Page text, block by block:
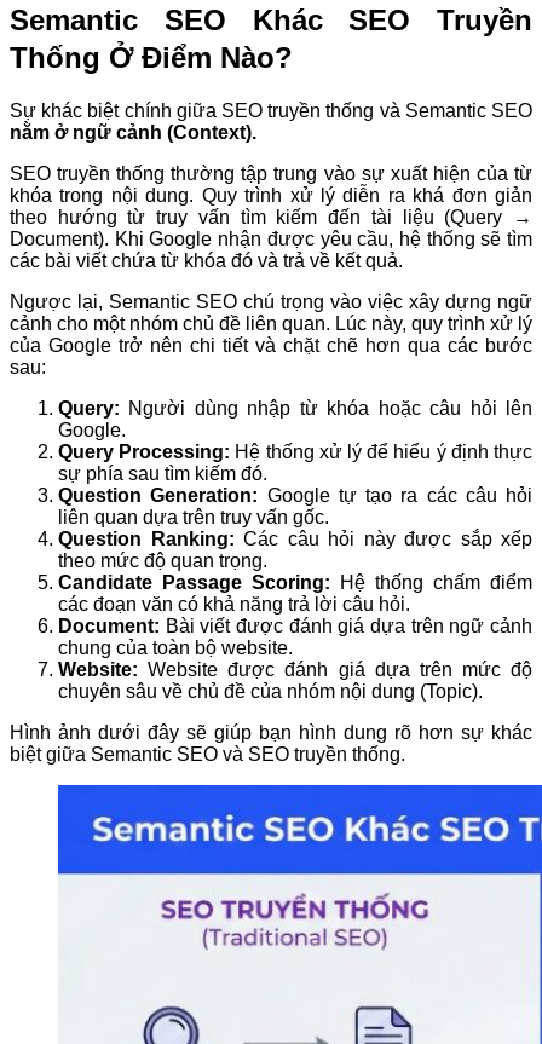
Semantic SEO Khác SEO Truyền
Thống Ở Điểm Nào?
Sự khác biệt chính giữa SEO truyền thống và Semantic SEO
nằm ở ngữ cảnh (Context).
SEO truyền thống thường tập trung vào sự xuất hiện của từ
khóa trong nội dung. Quy trình xử lý diễn ra khá đơn giản
theo hướng từ truy vấn tìm kiếm đến tài liệu (Query →
Document). Khi Google nhận được yêu cầu, hệ thống sẽ tìm
các bài viết chứa từ khóa đó và trả về kết quả.
Ngược lại, Semantic SEO chú trọng vào việc xây dựng ngữ
cảnh cho một nhóm chủ đề liên quan. Lúc này, quy trình xử lý
của Google trở nên chi tiết và chặt chẽ hơn qua các bước
sau:
Query: Người dùng nhập từ khóa hoặc câu hỏi lên
Google.
Query Processing: Hệ thống xử lý để hiểu ý định thực
sự phía sau tìm kiếm đó.
Question Generation: Google tự tạo ra các câu hỏi
liên quan dựa trên truy vấn gốc.
Question Ranking: Các câu hỏi này được sắp xếp
theo mức độ quan trọng.
Candidate Passage Scoring: Hệ thống chấm điểm
các đoạn văn có khả năng trả lời câu hỏi.
Document: Bài viết được đánh giá dựa trên ngữ cảnh
chung của toàn bộ website.
Website: Website được đánh giá dựa trên mức độ
chuyên sâu về chủ đề của nhóm nội dung (Topic).
Hình ảnh dưới đây sẽ giúp bạn hình dung rõ hơn sự khác
biệt giữa Semantic SEO và SEO truyền thống.